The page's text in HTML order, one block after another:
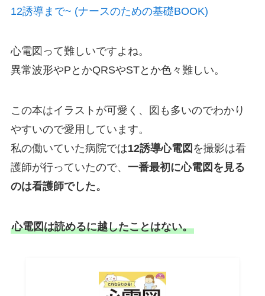
12誘導まで~ (ナースのための基礎BOOK)
心電図って難しいですよね。
異常波形やPとかQRSやSTとか色々難しい。
この本はイラストが可愛く、図も多いのでわかり
やすいので愛用しています。
私の働いていた病院では12誘導心電図 を撮影は看
護師が行っていたので、 一番最初に心電図を見る
のは看護師でした。
心電図は読めるに越したことはない。